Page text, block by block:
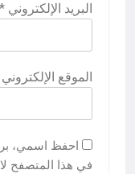
البريد الإلكتروني *
الموقع الإلكتروني
احفظ اسمي،
في هذا المتصفح